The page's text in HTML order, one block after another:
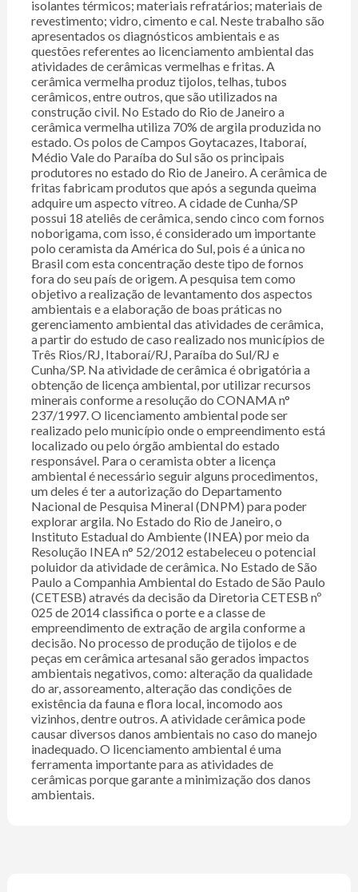
isolantes térmicos; materiais refratários; materiais de
revestimento; vidro, cimento e cal. Neste trabalho são
apresentados os diagnósticos ambientais e as
questões referentes ao licenciamento ambiental das
atividades de cerâmicas vermelhas e fritas. A
cerâmica vermelha produz tijolos, telhas, tubos
cerâmicos, entre outros, que são utilizados na
construção civil. No Estado do Rio de Janeiro a
cerâmica vermelha utiliza 70% de argila produzida no
estado. Os polos de Campos Goytacazes, Itaboraí,
Médio Vale do Paraíba do Sul são os principais
produtores no estado do Rio de Janeiro. A cerâmica de
fritas fabricam produtos que após a segunda queima
adquire um aspecto vítreo. A cidade de Cunha/SP
possui 18 ateliês de cerâmica, sendo cinco com fornos
noborigama, com isso, é considerado um importante
polo ceramista da América do Sul, pois é a única no
Brasil com esta concentração deste tipo de fornos
fora do seu país de origem. A pesquisa tem como
objetivo a realização de levantamento dos aspectos
ambientais e a elaboração de boas práticas no
gerenciamento ambiental das atividades de cerâmica,
a partir do estudo de caso realizado nos municípios de
Três Rios/RJ, Itaboraí/RJ, Paraíba do Sul/RJ e
Cunha/SP. Na atividade de cerâmica é obrigatória a
obtenção de licença ambiental, por utilizar recursos
minerais conforme a resolução do CONAMA n°
237/1997. O licenciamento ambiental pode ser
realizado pelo município onde o empreendimento está
localizado ou pelo órgão ambiental do estado
responsável. Para o ceramista obter a licença
ambiental é necessário seguir alguns procedimentos,
um deles é ter a autorização do Departamento
Nacional de Pesquisa Mineral (DNPM) para poder
explorar argila. No Estado do Rio de Janeiro, o
Instituto Estadual do Ambiente (INEA) por meio da
Resolução INEA n° 52/2012 estabeleceu o potencial
poluidor da atividade de cerâmica. No Estado de São
Paulo a Companhia Ambiental do Estado de São Paulo
(CETESB) através da decisão da Diretoria CETESB nº
025 de 2014 classifica o porte e a classe de
empreendimento de extração de argila conforme a
decisão. No processo de produção de tijolos e de
peças em cerâmica artesanal são gerados impactos
ambientais negativos, como: alteração da qualidade
do ar, assoreamento, alteração das condições de
existência da fauna e flora local, incomodo aos
vizinhos, dentre outros. A atividade cerâmica pode
causar diversos danos ambientais no caso do manejo
inadequado. O licenciamento ambiental é uma
ferramenta importante para as atividades de
cerâmicas porque garante a minimização dos danos
ambientais.